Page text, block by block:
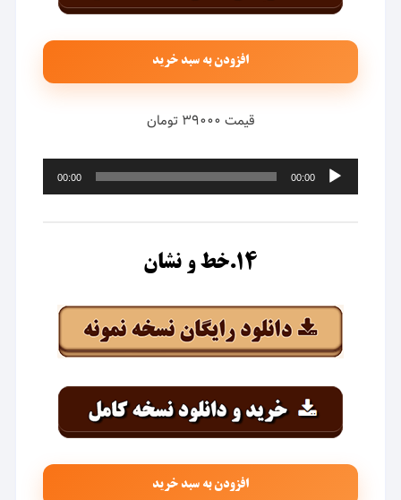
افزودن به سبد خرید
قیمت ۳۹۰۰۰ تومان
پخش‌کننده
صوت
00:00
00:00
۱۴.خط و نشان
افزودن به سبد خرید